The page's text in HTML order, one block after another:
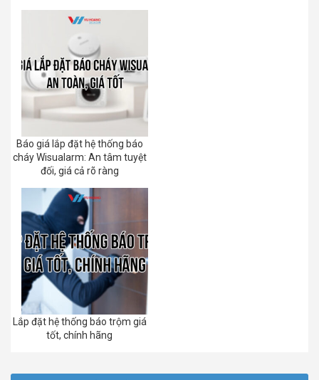
Báo giá lắp đặt hệ thống báo
cháy Wisualarm: An tâm tuyệt
đối, giá cả rõ ràng
Lắp đặt hệ thống báo trộm giá
tốt, chính hãng